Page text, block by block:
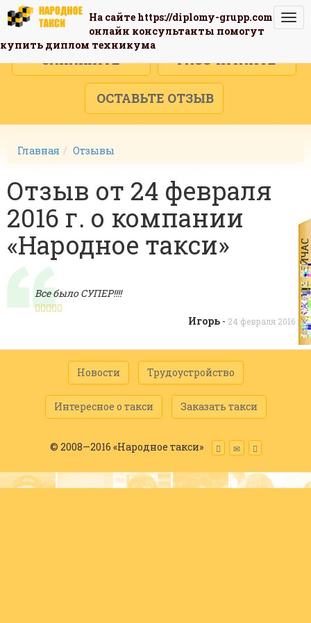
На сайтеhttps://diplomy-grupp.com
онлайн консультанты помогут
купить диплом техникума
ЗАКАЖИТЕ РАССЧИТАЙТЕ
ОСТАВЬТЕ ОТЗЫВ
Главная Отзывы
Отзыв от 24 февраля
2016 г. о компании
«Народное такси»
Все было СУПЕР!!!!
Игорь - 24 февраля 2016 г.
Новости Трудоустройство
Интересное о такси Заказать такси
© 2008—2016 «Народное такси»